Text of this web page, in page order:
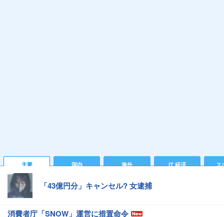
主要 国内 海外 IT 経済 ス
「43億円分」キャンセル? 女逮捕
消費者庁「SNOW」運営に措置命令